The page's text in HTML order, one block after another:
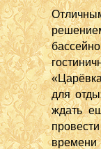
для
ждать
времени